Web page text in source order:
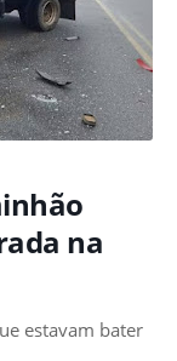
na
estavam bater